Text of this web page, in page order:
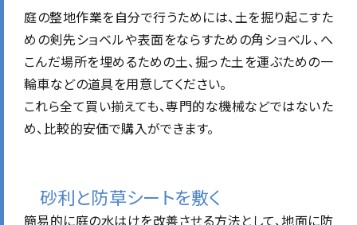
庭の整地作業を自分で行うためには、土を掘り起こすた
めの剣先ショベルや表面をならすための角ショベル、へ
こんだ場所を埋めるための土、掘った土を運ぶための一
輪車などの道具を用意してください。
これら全て買い揃えても、専門的な機械などではないた
め、比較的安価で購入ができます。
砂利と防草シートを敷く
簡易的に庭の水はけを改善させる方法として、地面に防